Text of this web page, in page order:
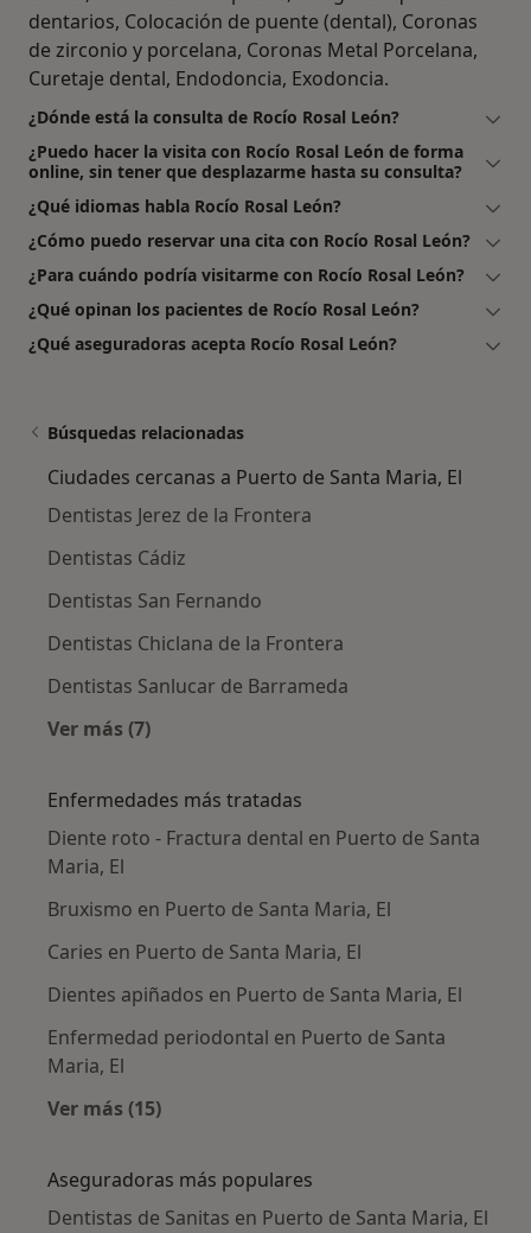
dentarios, Colocación de puente (dental), Coronas
de zirconio y porcelana, Coronas Metal Porcelana,
Curetaje dental, Endodoncia, Exodoncia.
¿Dónde está la consulta de Rocío Rosal León?
¿Puedo hacer la visita con Rocío Rosal León de forma
online, sin tener que desplazarme hasta su consulta?
¿Qué idiomas habla Rocío Rosal León?
¿Cómo puedo reservar una cita con Rocío Rosal León?
¿Para cuándo podría visitarme con Rocío Rosal León?
¿Qué opinan los pacientes de Rocío Rosal León?
¿Qué aseguradoras acepta Rocío Rosal León?
Búsquedas relacionadas
Ciudades cercanas a Puerto de Santa Maria, El
Dentistas Jerez de la Frontera
Dentistas Cádiz
Dentistas San Fernando
Dentistas Chiclana de la Frontera
Dentistas Sanlucar de Barrameda
Ver más (7)
Enfermedades más tratadas
Diente roto - Fractura dental en Puerto de Santa
Maria, El
Bruxismo en Puerto de Santa Maria, El
Caries en Puerto de Santa Maria, El
Dientes apiñados en Puerto de Santa Maria, El
Enfermedad periodontal en Puerto de Santa
Maria, El
Ver más (15)
Aseguradoras más populares
Dentistas de Sanitas en Puerto de Santa Maria, El